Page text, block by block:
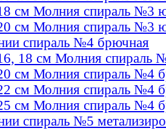
см Молния спираль №3
см Молния спираль №3
спираль №4 брючная
18 см Молния спираль
см Молния спираль №4
см Молния спираль №4
см Молния спираль №4
спираль №5